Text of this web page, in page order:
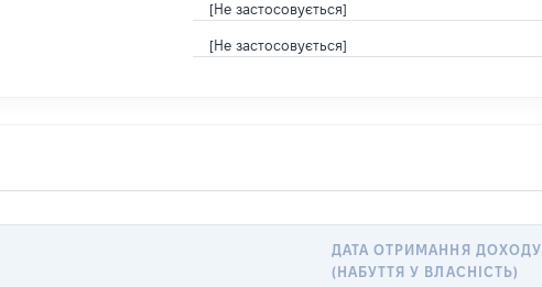
[Не застосовується]
[Не застосовується]
ДАТА ОТРИМАННЯ ДОХОДУ
(НАБУТТЯ У ВЛАСНІСТЬ)